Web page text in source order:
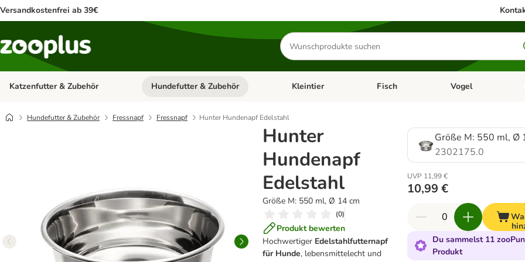
Versandkostenfrei ab 39€
Produkte
suchen
Katzenfutter & Zubehör Kategorie-Menü öffnen: Katzenfutter & Zubehör
Hundefutter & Zubehör Kategorie-Menü öffnen: Hundefutter & Zubehör
Kleintier Kategorie-Menü öffnen: Kleintier
Fisch Kategorie-Menü
Vogel
Hundefutter & Zubehör Fressnapf Fressnapf Hunter Hundenapf Edelstahl
Hunter
Hundenapf
Edelstahl
Größe M: 550 ml, Ø 14 cm
(0)
Produkt bewerten
Hochwertiger Edelstahlfutternapf
für Hunde, lebensmittelecht und
Größe M: 550 ml, Ø
2302175.0
UVP 11,99 €
10,99 €
Du sammelst 11
Produkt